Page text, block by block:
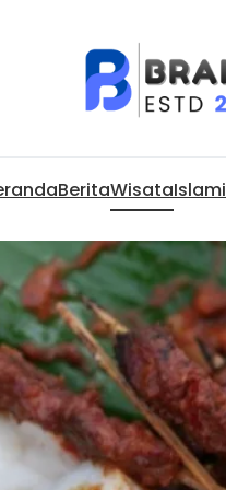
BeritaWisataIslami